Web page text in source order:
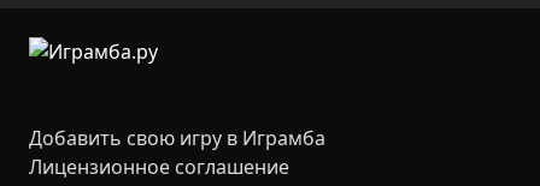
Добавить свою игру в Играмба
Лицензионное соглашение